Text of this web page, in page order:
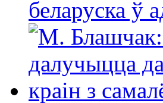
беларуска ў